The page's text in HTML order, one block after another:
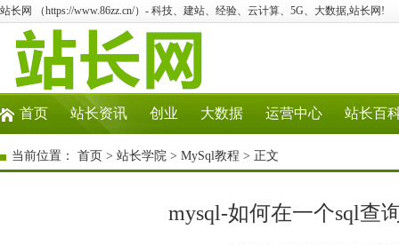
站长网 （https://www.86zz.cn/）- 科技、建站、经验、云计算、5G、大数据,站长网!
首页 站长资讯 创业 大数据 运营中心 站长百
当前位置： 首页 > 站长学院 > MySql教程 > 正文
mysql-如何在一个sql查